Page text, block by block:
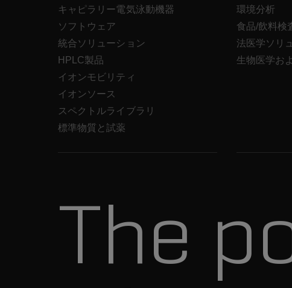
キャピラリー電気泳動機器
ソフトウェア
統合ソリューション
HPLC製品
イオンモビリティ
イオンソース
スペクトルライブラリ
標準物質と試薬
環境分析
食品/飲料検
法医学ソリ
生物医学お
The